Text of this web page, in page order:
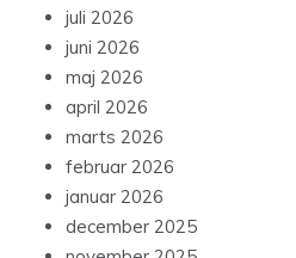
juli 2026
juni 2026
maj 2026
april 2026
marts 2026
februar 2026
januar 2026
december 2025